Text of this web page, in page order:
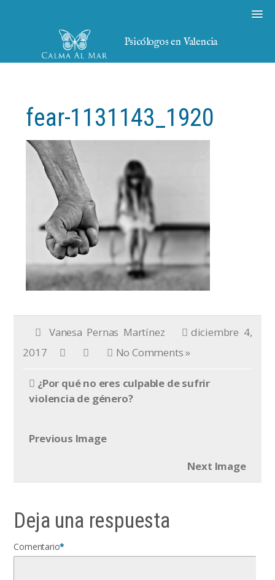
Psicólogos en Valencia
fear-1131143_1920
Vanesa Pernas Martínez
diciembre 4,
2017
No Comments »
¿Por qué no eres culpable de sufrir
violencia de género?
Previous Image
Next Image
Deja una respuesta
Comentario*